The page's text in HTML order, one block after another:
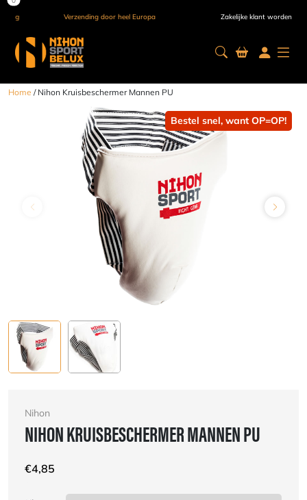
Verzending door heel Europa Zakelijke klant worden
Home / Nihon Kruisbeschermer Mannen PU
Bestel snel, want OP=OP!
Nihon
NIHON KRUISBESCHERMER MANNEN PU
€4,85